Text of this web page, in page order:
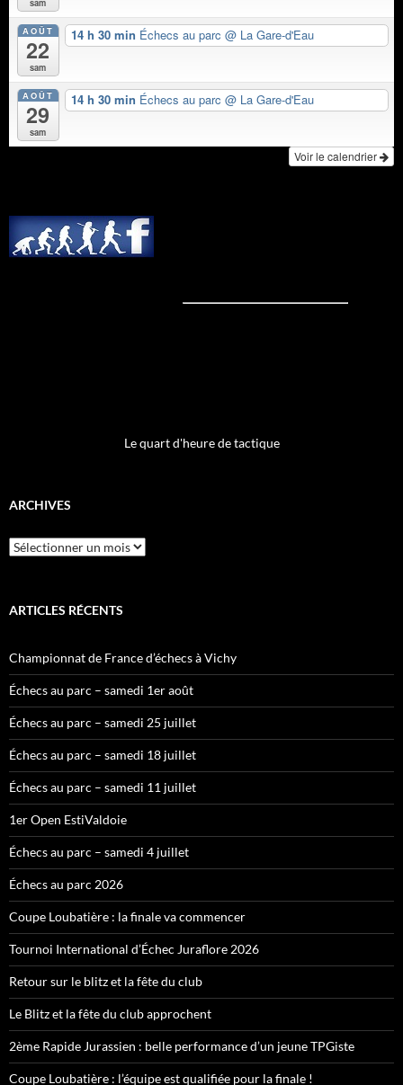
AOÛT
22
sam
14 h 30 min Échecs au parc @ La Gare-d'Eau
AOÛT
29
sam
14 h 30 min Échecs au parc @ La Gare-d'Eau
Voir le calendrier
Le quart d'heure de tactique
ARCHIVES
Archives
ARTICLES RÉCENTS
Championnat de France d’échecs à Vichy
Échecs au parc – samedi 1er août
Échecs au parc – samedi 25 juillet
Échecs au parc – samedi 18 juillet
Échecs au parc – samedi 11 juillet
1er Open EstiValdoie
Échecs au parc – samedi 4 juillet
Échecs au parc 2026
Coupe Loubatière : la finale va commencer
Tournoi International d’Échec Juraflore 2026
Retour sur le blitz et la fête du club
Le Blitz et la fête du club approchent
2ème Rapide Jurassien : belle performance d’un jeune TPGiste
Coupe Loubatière : l’équipe est qualifiée pour la finale !